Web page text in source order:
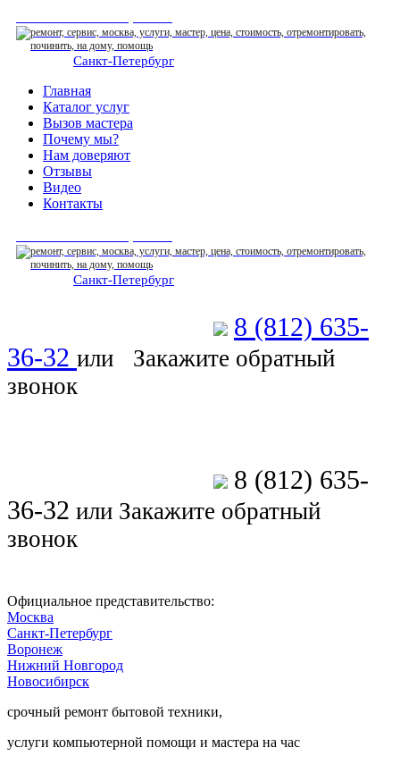
Санкт-Петербург
Главная
Каталог услуг
Вызов мастера
Почему мы?
Нам доверяют
Отзывы
Видео
Контакты
Санкт-Петербург
8 (812) 635-
36-32 или
Закажите обратный
звонок
8 (812) 635-
36-32 или Закажите обратный
звонок
Официальное представительство:
Москва
Санкт-Петербург
Воронеж
Нижний Новгород
Новосибирск
срочный ремонт бытовой техники,
услуги компьютерной помощи и мастера на час